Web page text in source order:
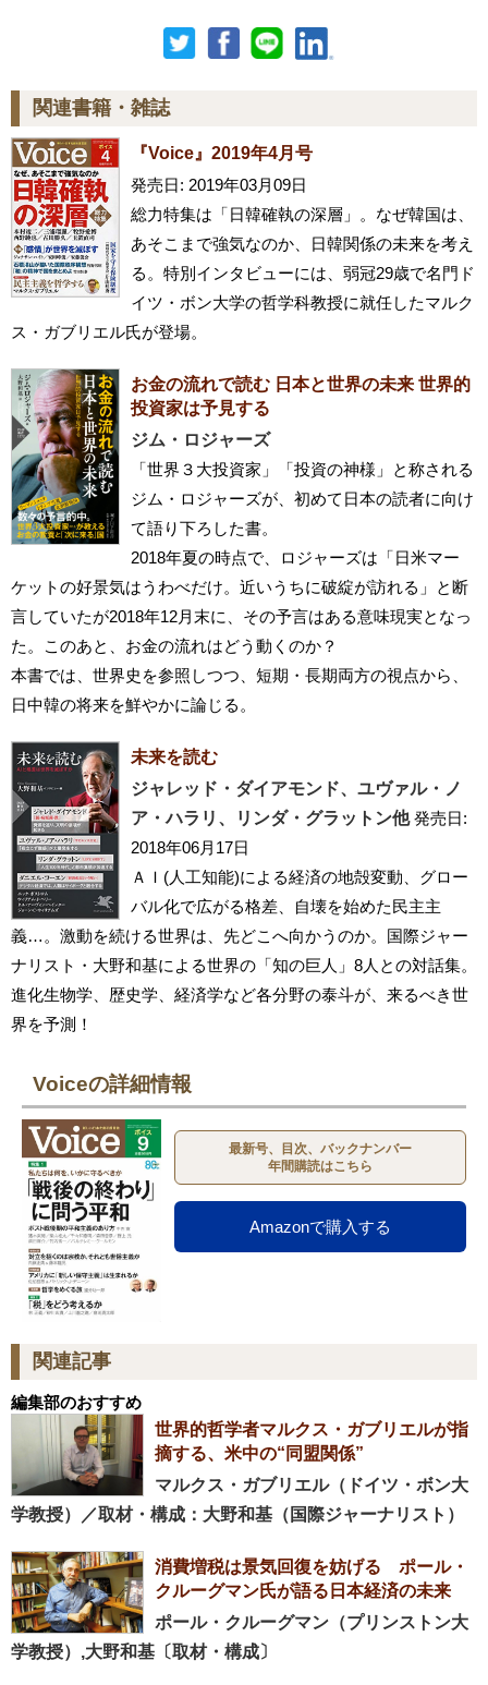
関連書籍・雑誌
『Voice』2019年4月号
発売日: 2019年03月09日
総力特集は「日韓確執の深層」。なぜ韓国は、
あそこまで強気なのか、日韓関係の未来を考え
る。特別インタビューには、弱冠29歳で名門ド
イツ・ボン大学の哲学科教授に就任したマルク
ス・ガブリエル氏が登場。
お金の流れで読む 日本と世界の未来 世界的
投資家は予見する
ジム・ロジャーズ
「世界３大投資家」「投資の神様」と称される
ジム・ロジャーズが、初めて日本の読者に向け
て語り下ろした書。
2018年夏の時点で、ロジャーズは「日米マー
ケットの好景気はうわべだけ。近いうちに破綻が訪れる」と断
言していたが2018年12月末に、その予言はある意味現実となっ
た。このあと、お金の流れはどう動くのか？
本書では、世界史を参照しつつ、短期・長期両方の視点から、
日中韓の将来を鮮やかに論じる。
未来を読む
ジャレッド・ダイアモンド、ユヴァル・ノ
ア・ハラリ、リンダ・グラットン他 発売日:
2018年06月17日
ＡＩ(人工知能)による経済の地殻変動、グロー
バル化で広がる格差、自壊を始めた民主主
義…。激動を続ける世界は、先どこへ向かうのか。国際ジャー
ナリスト・大野和基による世界の「知の巨人」8人との対話集。
進化生物学、歴史学、経済学など各分野の泰斗が、来るべき世
界を予測！
Voiceの詳細情報
最新号、目次、バックナンバー
年間購読はこちら
Amazonで購入する
関連記事
編集部のおすすめ
世界的哲学者マルクス・ガブリエルが指
摘する、米中の“同盟関係”
マルクス・ガブリエル（ドイツ・ボン大
学教授）／取材・構成：大野和基（国際ジャーナリスト）
消費増税は景気回復を妨げる ポール・
クルーグマン氏が語る日本経済の未来
ポール・クルーグマン（プリンストン大
学教授）,大野和基〔取材・構成〕